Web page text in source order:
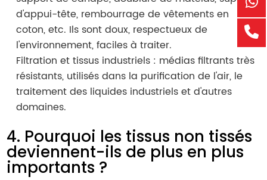
d'appui-tête, rembourrage de vêtements en
coton, etc. Ils sont doux, respectueux de
l'environnement, faciles à traiter.
Filtration et tissus industriels : médias filtrants très
résistants, utilisés dans la purification de l'air, le
traitement des liquides industriels et d'autres
domaines.
4. Pourquoi les tissus non tissés
deviennent-ils de plus en plus
importants ?